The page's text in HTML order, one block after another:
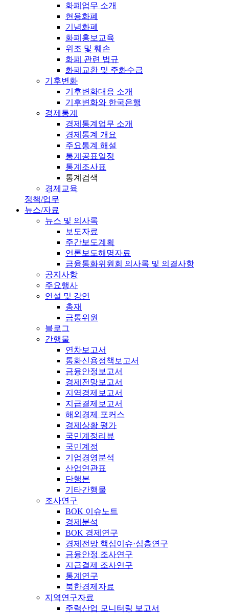
화폐업무 소개
현용화폐
기념화폐
화폐홍보교육
위조 및 훼손
화폐 관련 법규
화폐교환 및 주화수급
기후변화
기후변화대응 소개
기후변화와 한국은행
경제통계
경제통계업무 소개
경제통계 개요
주요통계 해설
통계공표일정
통계조사표
통계검색
경제교육
정책/업무
뉴스/자료
뉴스 및 의사록
보도자료
주간보도계획
언론보도해명자료
금융통화위원회 의사록 및 의결사항
공지사항
주요행사
연설 및 강연
총재
금통위원
블로그
간행물
연차보고서
통화신용정책보고서
금융안정보고서
경제전망보고서
지역경제보고서
지급결제보고서
해외경제 포커스
경제상황 평가
국민계정리뷰
국민계정
기업경영분석
산업연관표
단행본
기타간행물
조사연구
BOK 이슈노트
경제분석
BOK 경제연구
경제전망 핵심이슈·심층연구
금융안정 조사연구
지급결제 조사연구
통계연구
북한경제자료
지역연구자료
주력산업 모니터링 보고서